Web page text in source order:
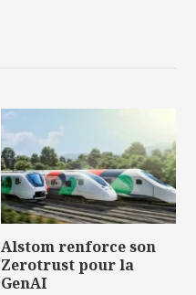
Alstom renforce son
Zerotrust pour la
GenAI